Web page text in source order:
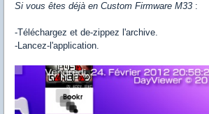
Si vous êtes déjà en Custom Firmware M33 :
-Téléchargez et de-zippez l'archive.
-Lancez-l'application.